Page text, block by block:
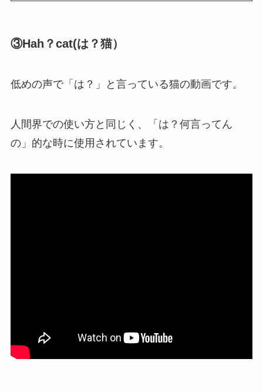
③Hah？cat(は？猫）
低めの声で「は？」と言っている猫の動画です。
人間界での使い方と同じく、「は？何言ってん
の」的な時に使用されています。